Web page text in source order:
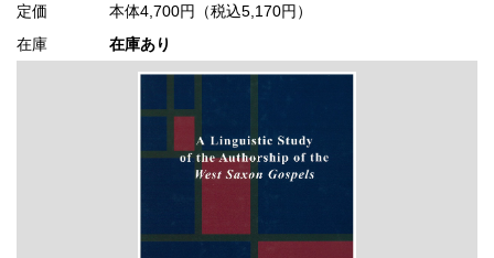
定価
本体4,700円（税込5,170円）
在庫
在庫あり